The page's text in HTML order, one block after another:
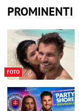
PROMINENTI
FOTO